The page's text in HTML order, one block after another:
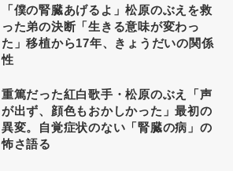
「僕の腎臓あげるよ」松原のぶえを救
った弟の決断「生きる意味が変わっ
た」移植から17年、きょうだいの関係
性
重篤だった紅白歌手・松原のぶえ「声
が出ず、顔色もおかしかった」最初の
異変。自覚症状のない「腎臓の病」の
怖さ語る